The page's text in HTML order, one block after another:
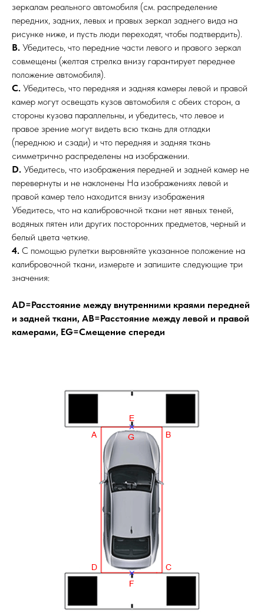
зеркалам реального автомобиля (см. распределение
передних, задних, левых и правых зеркал заднего вида на
рисунке ниже, и пусть люди переходят, чтобы подтвердить).
B. Убедитесь, что передние части левого и правого зеркал
совмещены (желтая стрелка внизу гарантирует переднее
положение автомобиля).
C. Убедитесь, что передняя и задняя камеры левой и правой
камер могут освещать кузов автомобиля с обеих сторон, а
стороны кузова параллельны, и убедитесь, что левое и
правое зрение могут видеть всю ткань для отладки
(переднюю и сзади) и что передняя и задняя ткань
симметрично распределены на изображении.
D. Убедитесь, что изображения передней и задней камер не
перевернуты и не наклонены На изображениях левой и
правой камер тело находится внизу изображения
Убедитесь, что на калибровочной ткани нет явных теней,
водяных пятен или других посторонних предметов, черный и
белый цвета четкие.
4. С помощью рулетки выровняйте указанное положение на
калибровочной ткани, измерьте и запишите следующие три
значения:
AD=Расстояние между внутренними краями передней
и задней ткани, AB=Расстояние между левой и правой
камерами, EG=Смещение спереди